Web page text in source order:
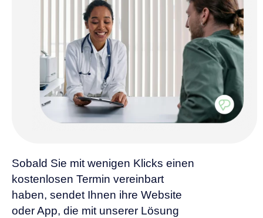
Sobald Sie mit wenigen Klicks einen
kostenlosen Termin vereinbart
haben, sendet Ihnen ihre Website
oder App, die mit unserer Lösung